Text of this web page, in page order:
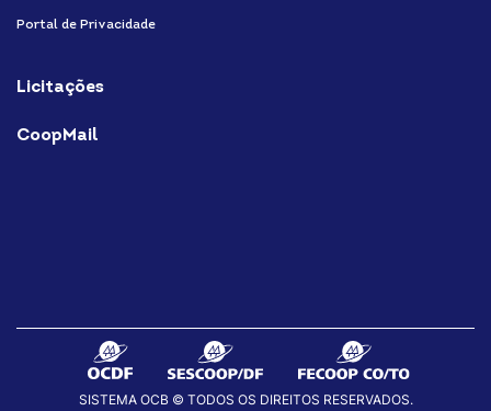
Portal de Privacidade
Licitações
CoopMail
SISTEMA OCB © TODOS OS DIREITOS RESERVADOS.